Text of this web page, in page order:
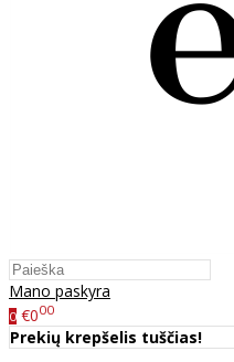
Mano paskyra
0 €000
Prekių krepšelis tuščias!